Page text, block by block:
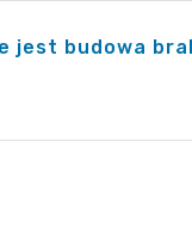
budowa